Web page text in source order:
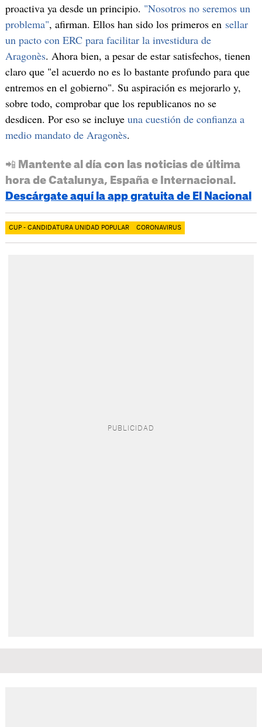
proactiva ya desde un principio. "Nosotros no seremos un
problema", afirman. Ellos han sido los primeros en sellar
un pacto con ERC para facilitar la investidura de
Aragonès. Ahora bien, a pesar de estar satisfechos, tienen
claro que "el acuerdo no es lo bastante profundo para que
entremos en el gobierno". Su aspiración es mejorarlo y,
sobre todo, comprobar que los republicanos no se
desdicen. Por eso se incluye una cuestión de confianza a
medio mandato de Aragonès.
📲 Mantente al día con las noticias de última
hora de Catalunya, España e Internacional.
Descárgate aquí la app gratuita de El Nacional
CUP - CANDIDATURA UNIDAD POPULAR CORONAVIRUS